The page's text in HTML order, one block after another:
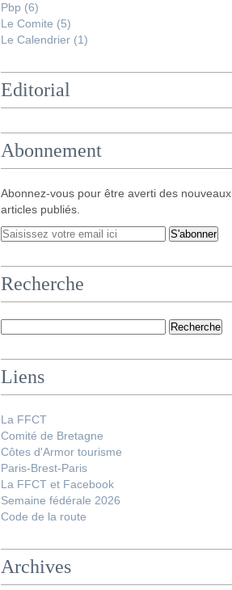
Pbp (6)
Le Comite (5)
Le Calendrier (1)
Editorial
Abonnement
Abonnez-vous pour être averti des nouveaux
articles publiés.
Recherche
Liens
La FFCT
Comité de Bretagne
Côtes d'Armor tourisme
Paris-Brest-Paris
La FFCT et Facebook
Semaine fédérale 2026
Code de la route
Archives